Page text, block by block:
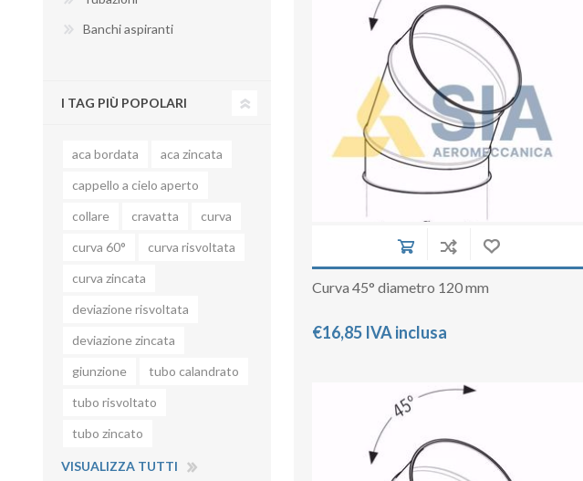
BANCHI ASPIRANTI
Curva 45° diametro 120 mm
€16,85 IVA inclusa
Banchi aspiranti
I TAG PIÙ POPOLARI
aca bordata
aca zincata
cappello a cielo aperto
collare
cravatta
curva
curva 60°
curva risvoltata
curva zincata
deviazione risvoltata
deviazione zincata
giunzione
tubo calandrato
tubo risvoltato
tubo zincato
VISUALIZZA TUTTI